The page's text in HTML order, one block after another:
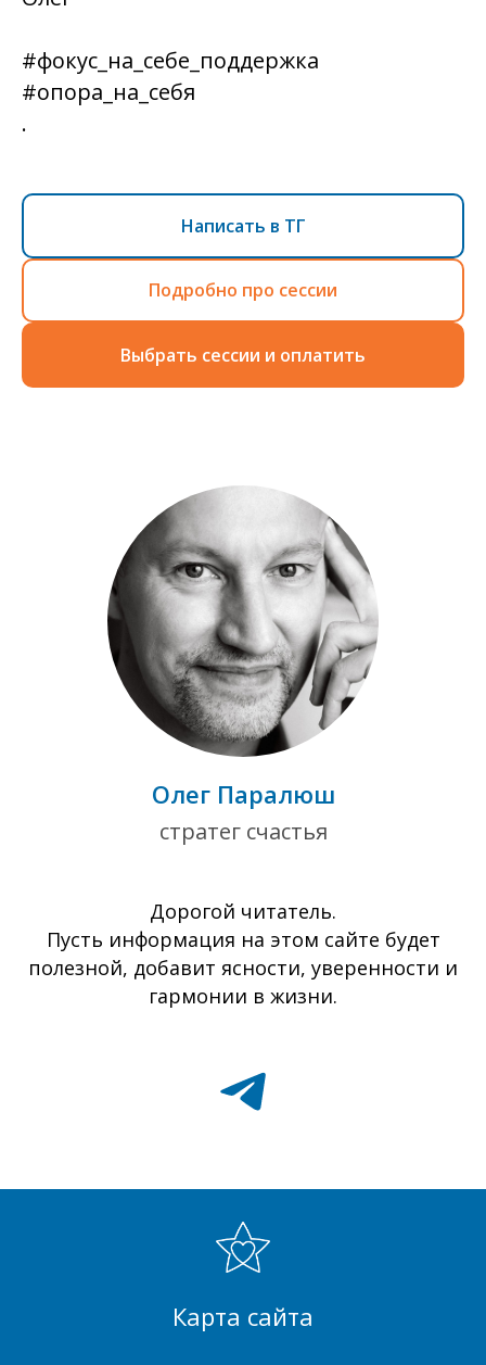
#фокус_на_себе_поддержка
#опора_на_себя
.
Написать в ТГ
Подробно про сессии
Выбрать сессии и оплатить
Олег Паралюш
стратег счастья
Дорогой читатель.
Пусть информация на этом сайте будет
полезной, добавит ясности, уверенности и
гармонии в жизни.
Карта сайта